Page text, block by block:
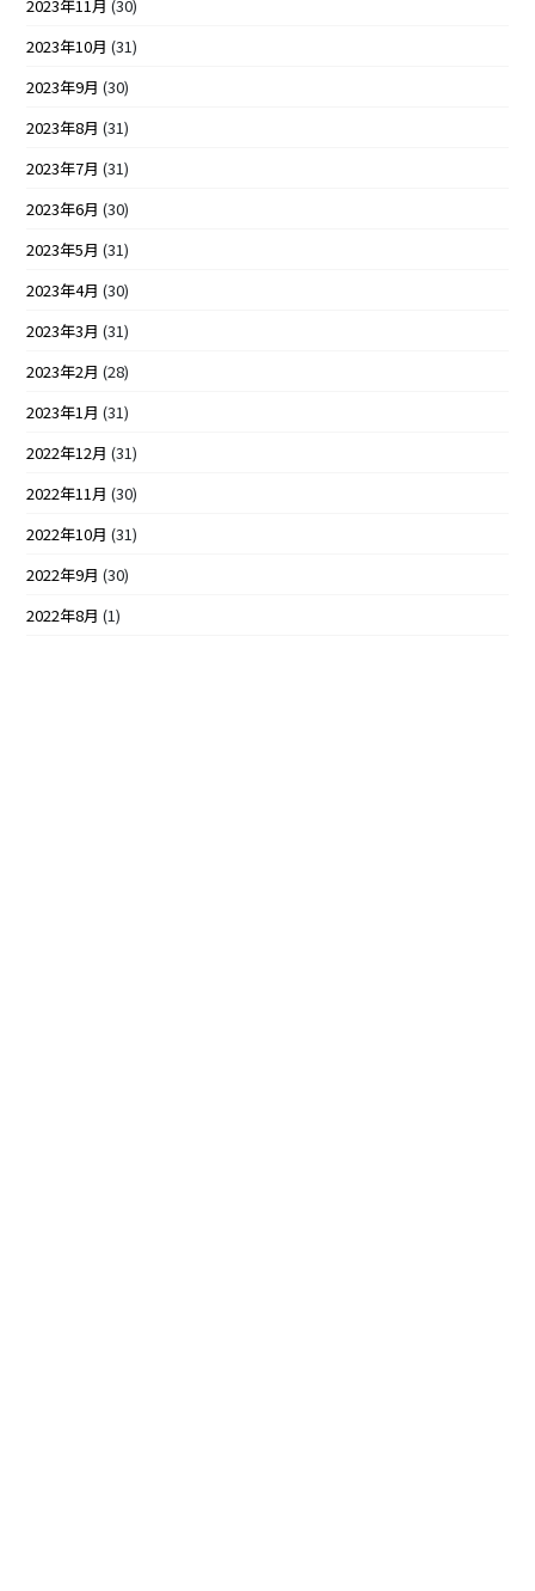
2023年11月 (30)
2023年10月 (31)
2023年9月 (30)
2023年8月 (31)
2023年7月 (31)
2023年6月 (30)
2023年5月 (31)
2023年4月 (30)
2023年3月 (31)
2023年2月 (28)
2023年1月 (31)
2022年12月 (31)
2022年11月 (30)
2022年10月 (31)
2022年9月 (30)
2022年8月 (1)